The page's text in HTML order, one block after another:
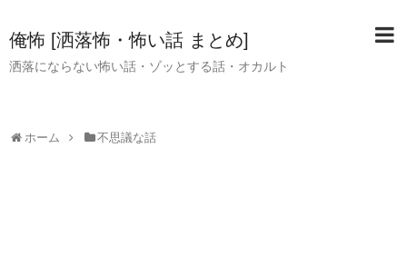
俺怖 [洒落怖・怖い話 まとめ]
洒落にならない怖い話・ゾッとする話・オカルト
ホーム 不思議な話